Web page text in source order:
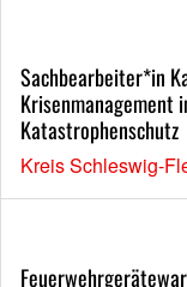
Sachbearbeiter*in
Krisenmanagement
Katastrophenschutz
Kreis Schleswig-